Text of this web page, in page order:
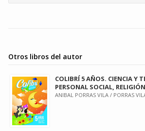
Otros libros del autor
COLIBRÍ 5 AÑOS. CIENCIA Y
PERSONAL SOCIAL, RELIGIÓN
ANIBAL PORRAS VILA / PORRAS